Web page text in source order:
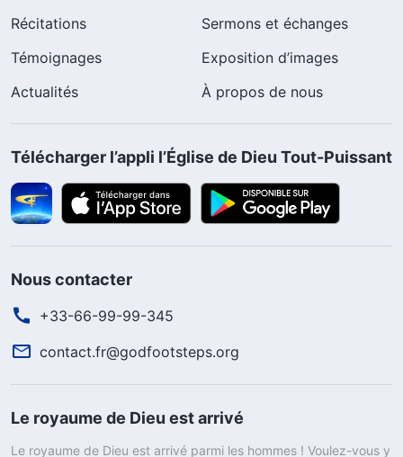
Récitations
Sermons et échanges
Témoignages
Exposition d’images
Actualités
À propos de nous
Télécharger l’appli l’Église de Dieu Tout-Puissant
Nous contacter
+33-66-99-99-345
contact.fr@godfootsteps.org
Le royaume de Dieu est arrivé
Le royaume de Dieu est arrivé parmi les hommes ! Voulez-vous y